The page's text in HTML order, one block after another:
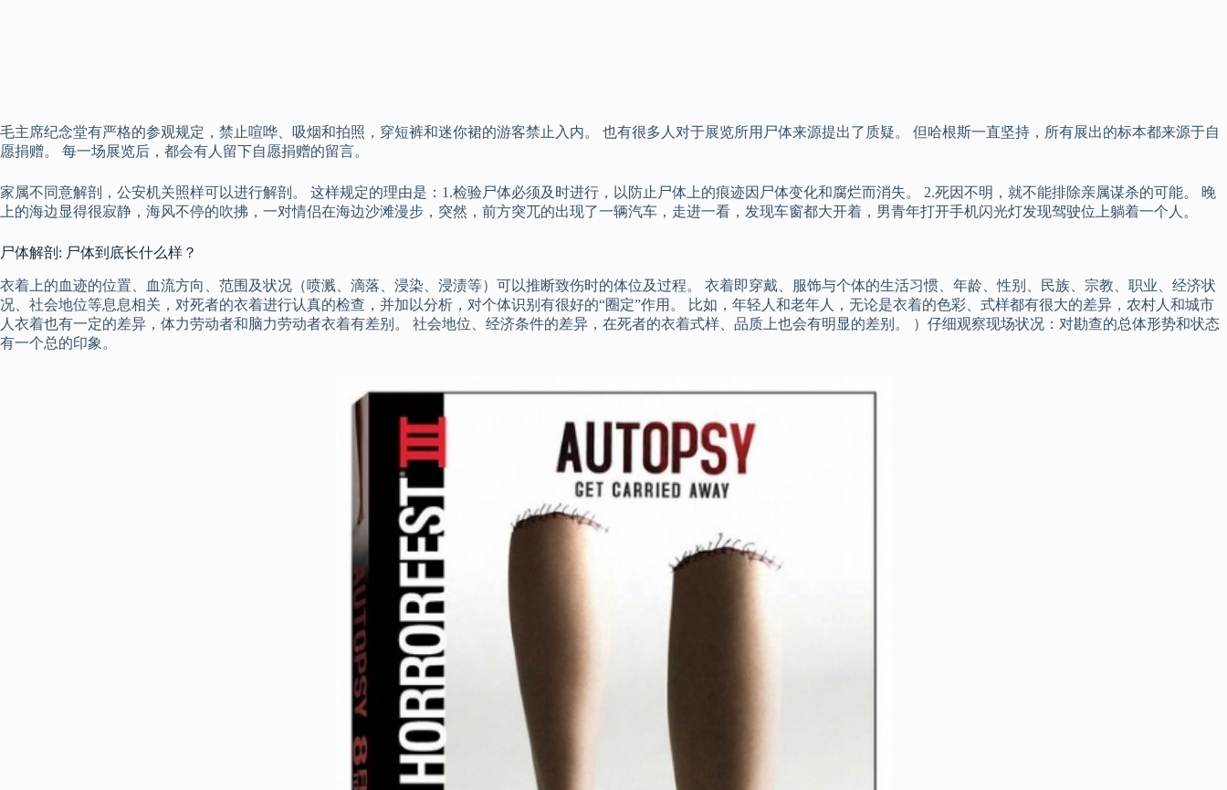
毛主席纪念堂有严格的参观规定，禁止喧哗、吸烟和拍照，穿短裤和迷你裙的游客禁止入内。 也有很多人对于展览所用尸体来源提出了质疑。 但哈根斯一直坚持，所有展出的标本都来源于自
愿捐赠。 每一场展览后，都会有人留下自愿捐赠的留言。
家属不同意解剖，公安机关照样可以进行解剖。 这样规定的理由是：1.检验尸体必须及时进行，以防止尸体上的痕迹因尸体变化和腐烂而消失。 2.死因不明，就不能排除亲属谋杀的可能。 晚
上的海边显得很寂静，海风不停的吹拂，一对情侣在海边沙滩漫步，突然，前方突兀的出现了一辆汽车，走进一看，发现车窗都大开着，男青年打开手机闪光灯发现驾驶位上躺着一个人。
尸体解剖: 尸体到底长什么样？
衣着上的血迹的位置、血流方向、范围及状况（喷溅、滴落、浸染、浸渍等）可以推断致伤时的体位及过程。 衣着即穿戴、服饰与个体的生活习惯、年龄、性别、民族、宗教、职业、经济状
况、社会地位等息息相关，对死者的衣着进行认真的检查，并加以分析，对个体识别有很好的“圈定”作用。 比如，年轻人和老年人，无论是衣着的色彩、式样都有很大的差异，农村人和城市
人衣着也有一定的差异，体力劳动者和脑力劳动者衣着有差别。 社会地位、经济条件的差异，在死者的衣着式样、品质上也会有明显的差别。 ）仔细观察现场状况：对勘查的总体形势和状态
有一个总的印象。